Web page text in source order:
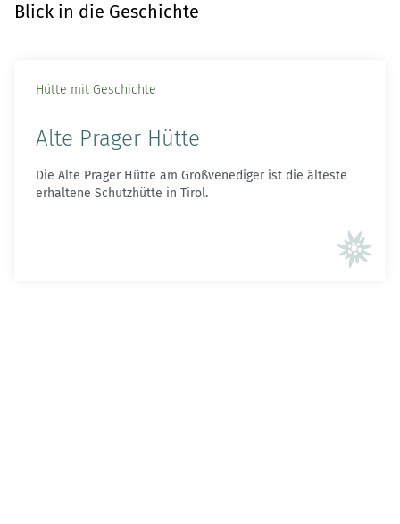
Blick in die Geschichte
Hütte mit Geschichte
Alte Prager Hütte
Die Alte Prager Hütte am Großvenediger ist die älteste
erhaltene Schutzhütte in Tirol.